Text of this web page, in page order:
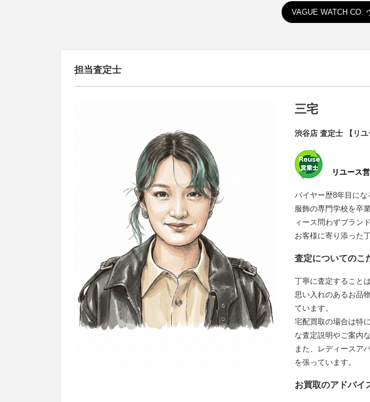
VAGUE WATCH CO.
担当査定士
三宅
渋谷店 査定士 【リユ
リユース
バイヤー歴8年目にな
服飾の専門学校を卒
ィース問わずブラン
お客様に寄り添った
査定についてのこ
丁寧に査定すること
思い入れのあるお品
ています。
宅配買取の場合は特
な査定説明やご案内
また、レディースア
を張っています。
お買取のアドバイ